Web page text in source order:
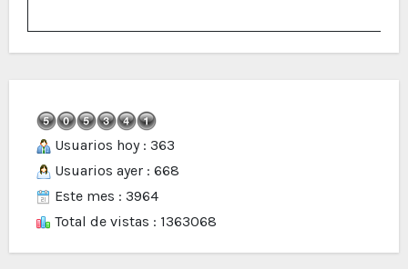
Usuarios hoy : 363
Usuarios ayer : 668
Este mes : 3964
Total de vistas : 1363068